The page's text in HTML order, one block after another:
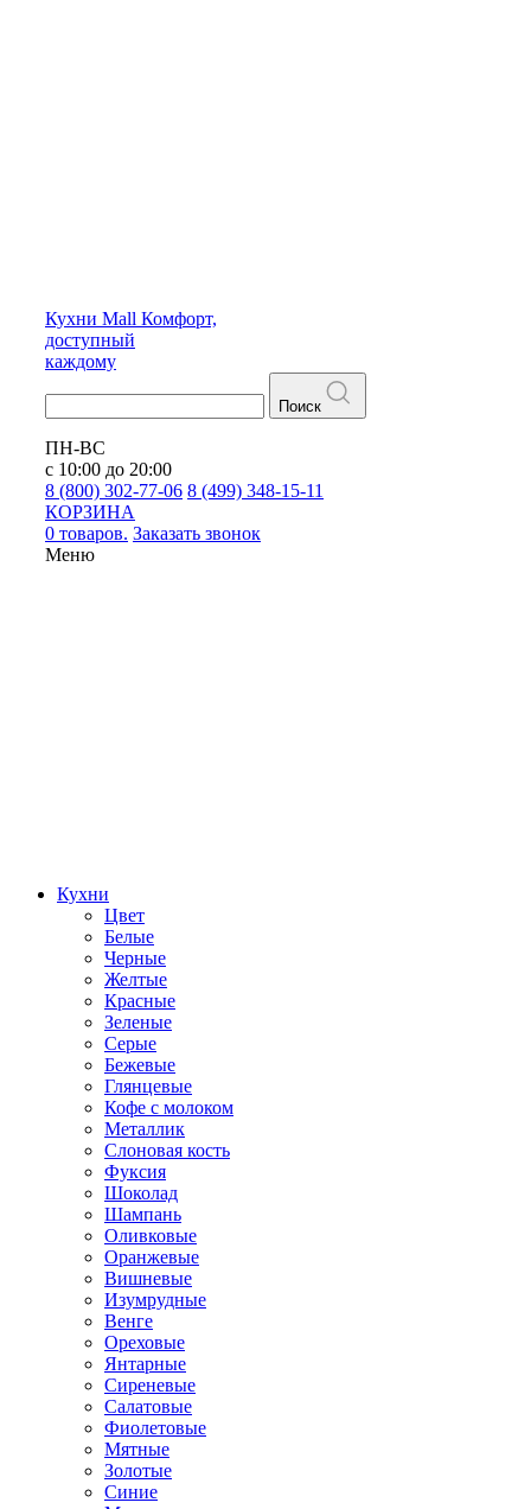
Кухни Mall Комфорт,
доступный
каждому
Поиск
ПН-ВС
с 10:00 до 20:00
8 (800) 302-77-06 8 (499) 348-15-11
КОРЗИНА
0 товаров. Заказать звонок
Меню
Кухни
Цвет
Белые
Черные
Желтые
Красные
Зеленые
Серые
Бежевые
Глянцевые
Кофе с молоком
Металлик
Слоновая кость
Фуксия
Шоколад
Шампань
Оливковые
Оранжевые
Вишневые
Изумрудные
Венге
Ореховые
Янтарные
Сиреневые
Салатовые
Фиолетовые
Мятные
Золотые
Синие